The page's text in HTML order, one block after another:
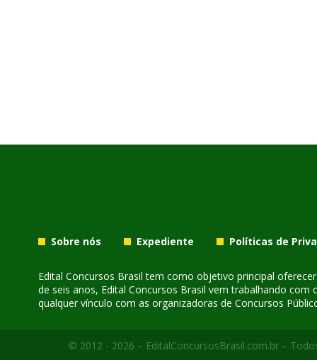
Sobre nós Expediente Políticas de
Edital Concursos Brasil tem como objetivo principal
de seis anos, Edital Concursos Brasil vem trabalhando
qualquer vínculo com as organizadoras de Concursos
© 2012 - 2026 – EditalConcursosBrasil.com.br –